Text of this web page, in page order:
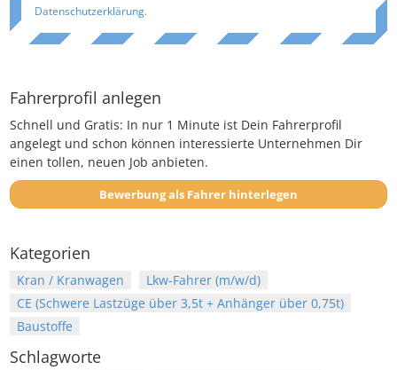
Datenschutzerklärung.
Fahrerprofil anlegen
Schnell und Gratis: In nur 1 Minute ist Dein Fahrerprofil
angelegt und schon können interessierte Unternehmen Dir
einen tollen, neuen Job anbieten.
Bewerbung als Fahrer hinterlegen
Kategorien
Kran / Kranwagen
Lkw-Fahrer (m/w/d)
CE (Schwere Lastzüge über 3,5t + Anhänger über 0,75t)
Baustoffe
Schlagworte